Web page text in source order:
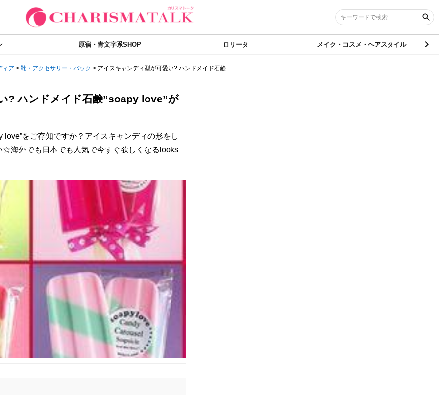
原宿・青文字系SHOP ロリータ メイク・コスメ・ヘアスタイル
ィア > 靴・アクセサリー・バック > アイスキャンディ型が可愛い? ハンドメイド石鹸...
? ハンドメイド石鹸”soapy love”が
love”をご存知ですか？アイスキャンディの形をし
☆海外でも日本でも人気で今すぐ欲しくなるlooks